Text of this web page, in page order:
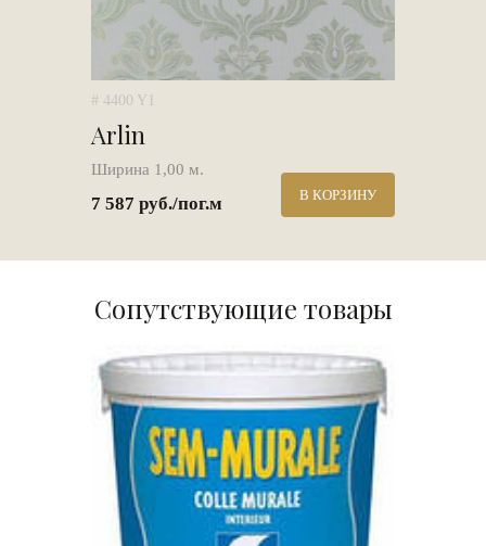
# 4400 Y1
Arlin
Ширина 1,00 м.
7 587 руб./пог.м В КОРЗИНУ
Сопутствующие товары